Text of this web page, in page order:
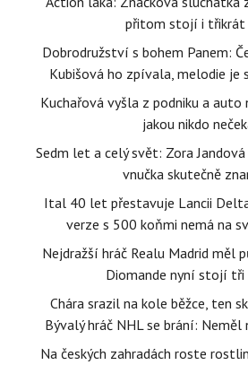
přitom stojí i
Dobrodružství s bohem Panem:
Kubišová ho zpívala, melodie je
Kuchařová vyšla z podniku a auto
jakou nikdo
Sedm let a celý svět: Zora
vnučka skutečně
Ital 40 let přestavuje Lancii
verze s 500 koňmi nemá na
Nejdražší hráč Realu Madrid měl
Diomande nyní stojí tři
Chára srazil na kole běžce, ten
Bývalý hráč NHL se brání:
Na českých zahradách roste